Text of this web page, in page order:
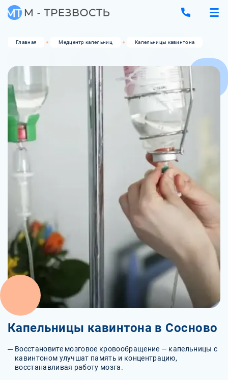
Главная Медцентр капельниц Капельницы кавинтона
Капельницы кавинтона в Сосново
Восстановите мозговое кровообращение — капельницы с
кавинтоном улучшат память и концентрацию,
восстанавливая работу мозга.